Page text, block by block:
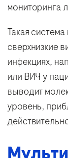
мониторинга
Такая
сверхнизкие
инфекциях,
или ВИЧ у
выводит
уровень,